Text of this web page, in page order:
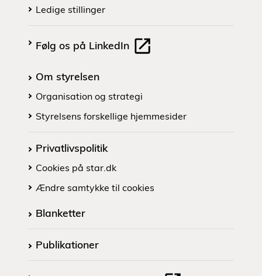
Ledige stillinger
Følg os på LinkedIn
Om styrelsen
Organisation og strategi
Styrelsens forskellige hjemmesider
Privatlivspolitik
Cookies på star.dk
Ændre samtykke til cookies
Blanketter
Publikationer